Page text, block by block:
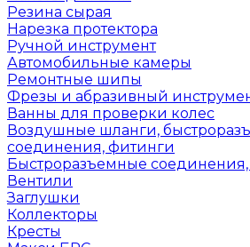
Резина сырая
Нарезка протектора
Ручной инструмент
Автомобильные камеры
Ремонтные шипы
Фрезы и абразивный
Ванны для проверки колес
Воздушные шланги,
соединения, фитинги
Быстроразъемные
Вентили
Заглушки
Коллекторы
Кресты